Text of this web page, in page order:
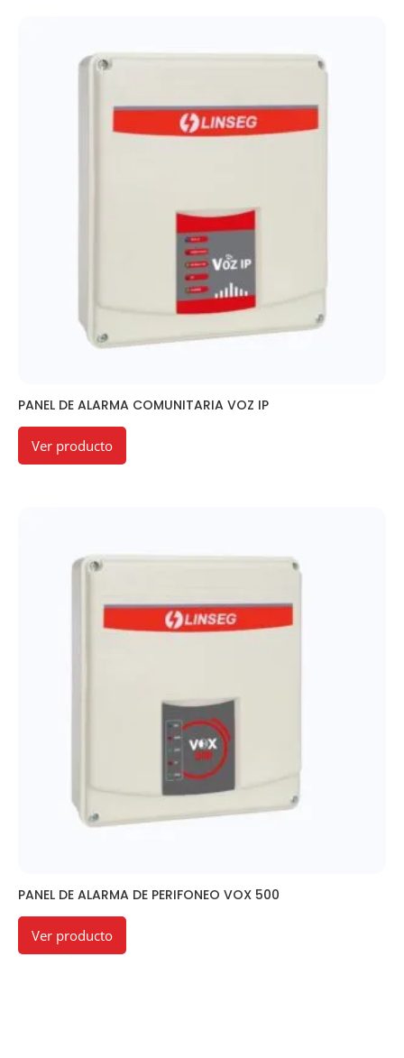
PANEL DE ALARMA COMUNITARIA VOZ IP
Ver producto
PANEL DE ALARMA DE PERIFONEO VOX 500
Ver producto